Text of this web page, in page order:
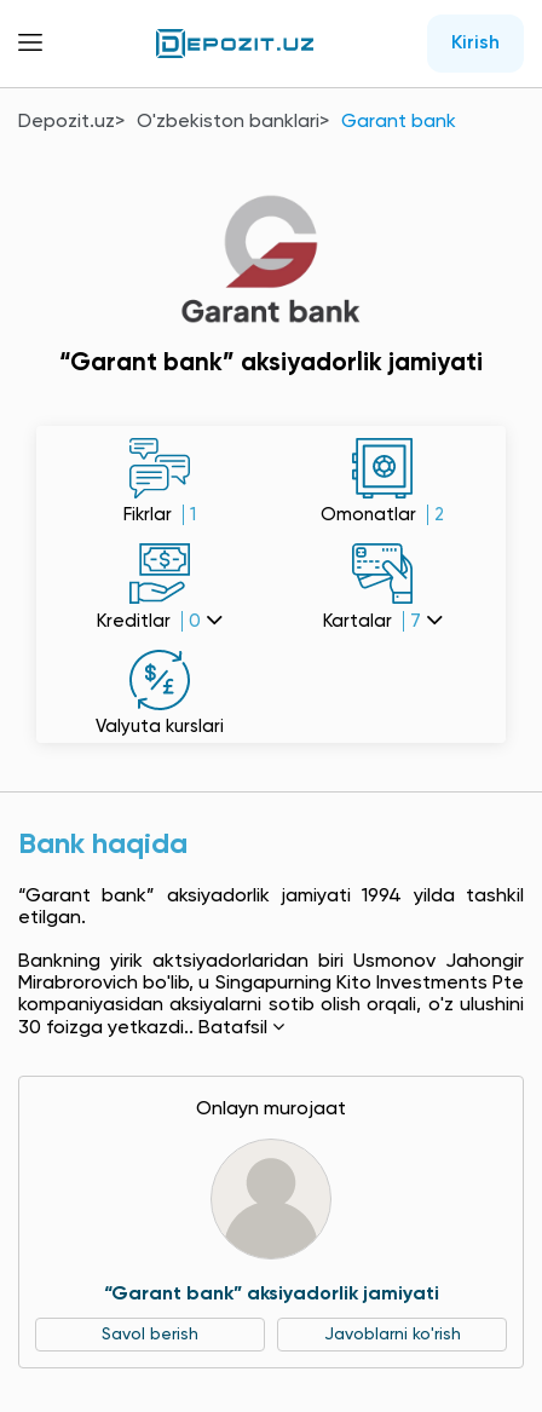
Kirish
Depozit.uz O'zbekiston banklari Garant bank
“Garant bank” aksiyadorlik jamiyati
Fikrlar 1 Omonatlar 2
Kreditlar 0 Kartalar 7
Valyuta kurslari
Bank haqida
“Garant bank” aksiyadorlik jamiyati 1994 yilda tashkil
etilgan.
Bankning yirik aktsiyadorlaridan biri Usmonov Jahongir
Mirabrorovich bo'lib, u Singapurning Kito Investments Pte
kompaniyasidan aksiyalarni sotib olish orqali, o'z ulushini
30 foizga yetkazdi.. Batafsil
Onlayn murojaat
“Garant bank” aksiyadorlik jamiyati
Savol berish Javoblarni ko'rish